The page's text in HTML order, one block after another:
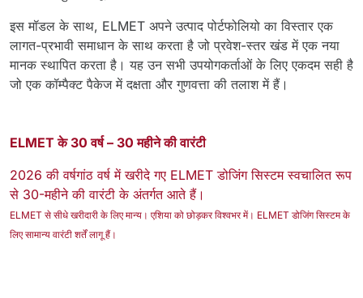
इस मॉडल के साथ, ELMET अपने उत्पाद पोर्टफोलियो का विस्तार एक
लागत-प्रभावी समाधान के साथ करता है जो प्रवेश-स्तर खंड में एक नया
मानक स्थापित करता है। यह उन सभी उपयोगकर्ताओं के लिए एकदम सही है
जो एक कॉम्पैक्ट पैकेज में दक्षता और गुणवत्ता की तलाश में हैं।
ELMET के 30 वर्ष – 30 महीने की वारंटी
2026 की वर्षगांठ वर्ष में खरीदे गए ELMET डोजिंग सिस्टम स्वचालित रूप
से 30-महीने की वारंटी के अंतर्गत आते हैं।
ELMET से सीधे खरीदारी के लिए मान्य। एशिया को छोड़कर विश्वभर में। ELMET डोजिंग सिस्टम के
लिए सामान्य वारंटी शर्तें लागू हैं।